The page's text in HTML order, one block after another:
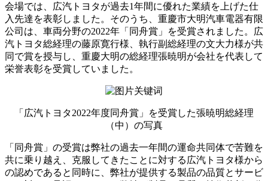
会場では、広汽トヨタが過去1年間に優れた業績を上げた仕
入先達を表彰しました。そのうち、重慶市大明汽車電器有限
公司は、車両分野の2022年「同舟賞」を受賞されました。広
汽トヨタ総経理の藤原寛行様、執行副総経理の文大力様が共
同で賞を授与し、重慶大明の総経理張暁明が会社を代表して
栄誉表彰を受賞していました。
「広汽トヨタ2022年度同舟賞」を受賞した張暁明総経理
（中）の写真
「同舟賞」の受賞は弊社の過去一年間の運命共同体で苦難を
共に乗り越え、克服してきたことに対する広汽トヨタ様から
の認めであると同時に、弊社が提供する製品の品質とサービ